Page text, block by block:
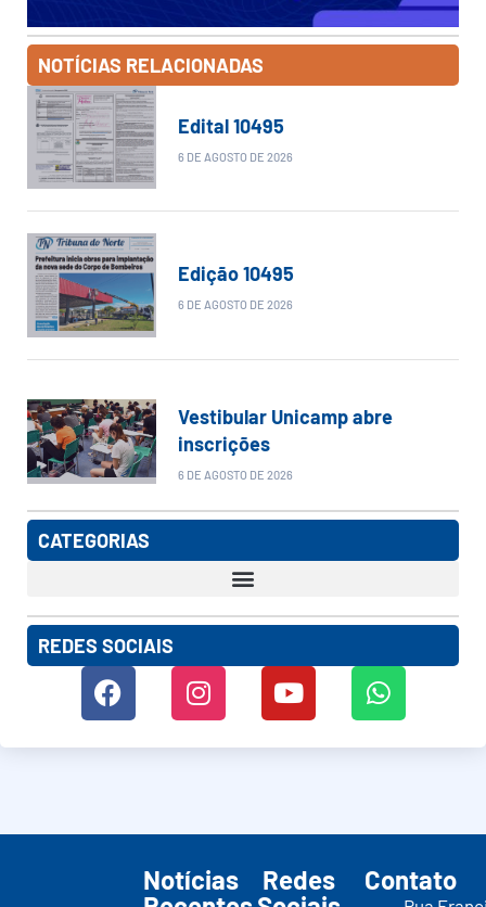
NOTÍCIAS RELACIONADAS
Edital 10495
6 DE AGOSTO DE 2026
Edição 10495
6 DE AGOSTO DE 2026
Vestibular Unicamp abre
inscrições
6 DE AGOSTO DE 2026
CATEGORIAS
REDES SOCIAIS
Notícias
Redes
Contato